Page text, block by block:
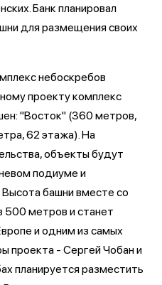
Банк планировал
для размещения своих
небоскребов
проекту комплекс
"Восток" (360 метров,
62 этажа). На
объекты будут
подиуме и
башни вместе со
500 метров и станет
и одним из самых
проекта - Сергей Чобан и
планируется разместить